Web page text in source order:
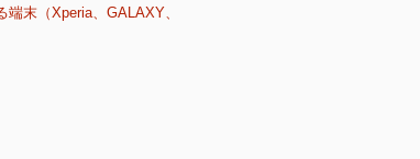
末（Xperia、GALAXY、